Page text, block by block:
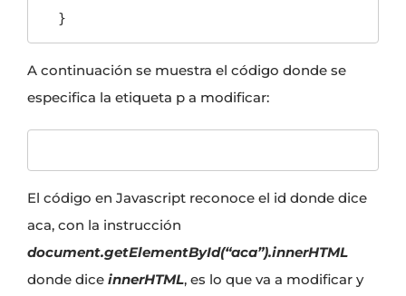
  }
A continuación se muestra el código donde se
especifica la etiqueta p a modificar:
El código en Javascript reconoce el id donde dice
aca, con la instrucción
document.getElementById(“aca”).innerHTML
donde dice innerHTML, es lo que va a modificar y